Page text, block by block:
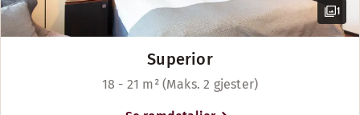
1
Superior
18 - 21 m² (Maks. 2 gjester)